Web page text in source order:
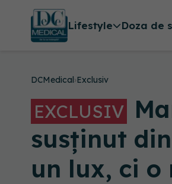
Lifestyle Doza de
DCMedical›Exclusiv
EXCLUSIV
susținut
un lux, ci o